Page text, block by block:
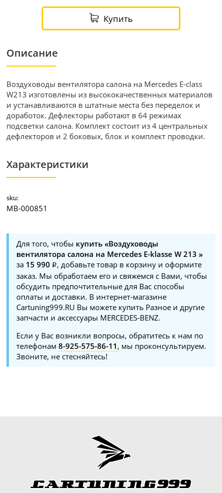
Купить
Описание
Воздуховоды вентилятора салона на Mercedes E-class
W213 изготовлены из высококачественных материалов
и устанавливаются в штатные места без переделок и
доработок. Дефлекторы работают в 64 режимах
подсветки салона. Комплект состоит из 4 центральных
дефлекторов и 2 боковых, блок и комплект проводки.
Характеристики
sku:
MB-000851
Для того, чтобы купить «Воздуховоды
вентилятора салона на Mercedes E-klasse W 213 »
за 15 990
, добавьте товар в корзину и оформите
заказ. Мы обработаем его и свяжемся с Вами, чтобы
обсудить предпочтительные для Вас способы
оплаты и доставки. В интернет-магазине
Cartuning999.RU Вы можете купить Разное и другие
запчасти и аксессуары MERCEDES-BENZ.
Если у Вас возникли вопросы, обратитесь к нам по
телефонам8-925-575-86-11 , мы проконсультируем.
Звоните, не стесняйтесь!